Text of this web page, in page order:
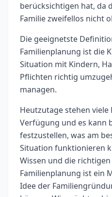
berücksichtigen hat, da
Familie zweifellos nicht
Die geeignetste
Familienplanung ist die
Situation mit Kindern,
Pflichten richtig
managen.
Heutzutage stehen
Verfügung und es kann
festzustellen, was am
Situation funktionieren
Wissen und die
Familienplanung ist ein
Idee der